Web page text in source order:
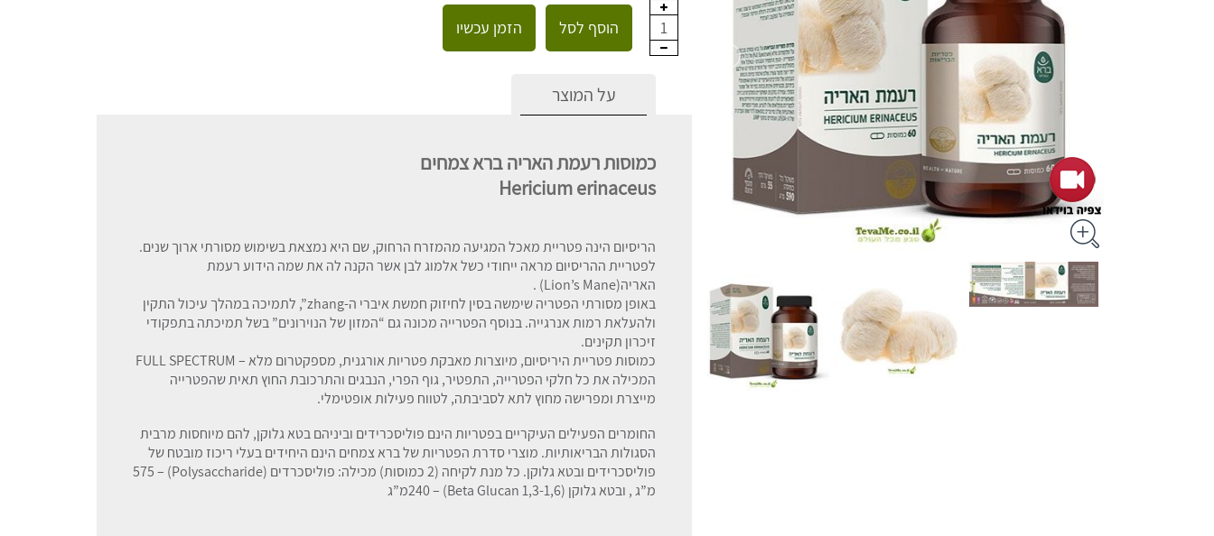
1 הוסף לסל הזמן עכשיו
על המוצר
כמוסות רעמת האריה ברא צמחים
Hericium erinaceus
הריסיום הינה פטריית מאכל המגיעה מהמזרח הרחוק, שם היא נמצאת בשימוש מסורתי ארוך שנים.
לפטריית ההריסיום מראה ייחודי כשל אלמוג לבן אשר הקנה לה את שמה הידוע רעמת
האריה(Lion’s Mane) .
באופן מסורתי הפטריה שימשה בסין לחיזוק חמשת איברי ה-zhang”, לתמיכה במהלך עיכול התקין
ולהעלאת רמות אנרגייה. בנוסף הפטרייה מכונה גם “המזון של הנוירונים” בשל תמיכתה בתפקודי
זיכרון תקינים.
כמוסות פטריית היריסיום, מיוצרות מאבקת פטריות אורגנית, מספקטרום מלא – FULL SPECTRUM
המכילה את כל חלקי הפטרייה, התפטיר, גוף הפרי, הנבגים והתרכובת החוץ תאית שהפטרייה
מייצרת ומפרישה מחוץ לתא לסביבתה, לטווח פעילות אופטימלי.
החומרים הפעילים העיקריים בפטריות הינם פוליסכרידים וביניהם בטא גלוקן, להם מיוחסות מרבית
הסגולות הבריאותיות. מוצרי סדרת הפטריות של ברא צמחים הינם היחידים בעלי ריכוז מובטח של
פוליסכרידים ובטא גלוקן. כל מנת לקיחה (2 כמוסות) מכילה: פוליסכרדים (Polysaccharide) – 575
מ”ג , ובטא גלוקן (Beta Glucan 1,3-1,6) – 240מ”ג